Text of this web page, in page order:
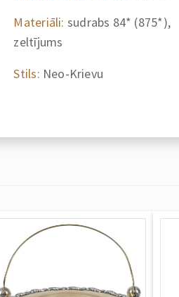
Materiāli: sudrabs 84* (875*),
zeltījums
Stils: Neo-Krievu